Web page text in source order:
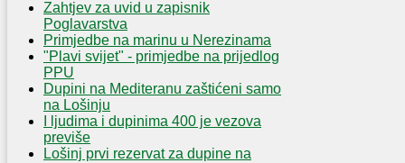
Zahtjev za uvid u zapisnik
Poglavarstva
Primjedbe na marinu u Nerezinama
"Plavi svijet" - primjedbe na prijedlog
PPU
Dupini na Mediteranu zaštićeni samo
na Lošinju
I ljudima i dupinima 400 je vezova
previše
Lošinj prvi rezervat za dupine na